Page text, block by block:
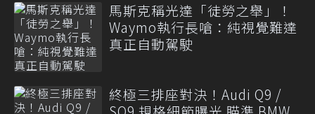
馬斯克稱光達「徒勞之舉」！
Waymo執行長嗆：純視覺難達
真正自動駕駛
終極三排座對決！Audi Q9 /